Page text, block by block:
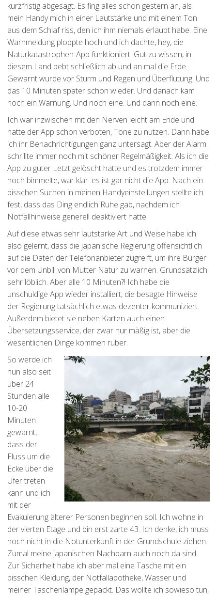
kurzfristig abgesagt. Es fing alles schon gestern an, als
mein Handy mich in einer Lautstärke und mit einem Ton
aus dem Schlaf riss, den ich ihm niemals erlaubt habe. Eine
Warnmeldung ploppte hoch und ich dachte, hey, die
Naturkatastrophen-App funktioniert. Gut zu wissen, in
diesem Land bebt schließlich ab und an mal die Erde.
Gewarnt wurde vor Sturm und Regen und Überflutung. Und
das 10 Minuten später schon wieder. Und danach kam
noch ein Warnung. Und noch eine. Und dann noch eine.
Ich war inzwischen mit den Nerven leicht am Ende und
hatte der App schon verboten, Töne zu nutzen. Dann habe
ich ihr Benachrichtigungen ganz untersagt. Aber der Alarm
schrillte immer noch mit schöner Regelmäßigkeit. Als ich die
App zu guter Letzt gelöscht hatte und es trotzdem immer
noch bimmelte, war klar: es ist gar nicht die App. Nach ein
bisschen Suchen in meinen Handyeinstellungen stellte ich
fest, dass das Ding endlich Ruhe gab, nachdem ich
Notfallhinweise generell deaktiviert hatte.
Auf diese etwas sehr lautstarke Art und Weise habe ich
also gelernt, dass die japanische Regierung offensichtlich
auf die Daten der Telefonanbieter zugreift, um ihre Bürger
vor dem Unbill von Mutter Natur zu warnen. Grundsätzlich
sehr löblich. Aber alle 10 Minuten?! Ich habe die
unschuldige App wieder installiert, die besagte Hinweise
der Regierung tatsächlich etwas dezenter kommuniziert.
Außerdem bietet sie neben Karten auch einen
Übersetzungsservice, der zwar nur mäßig ist, aber die
wesentlichen Dinge kommen rüber.
So werde ich
nun also seit
über 24
Stunden alle
10-20
Minuten
gewarnt,
dass der
Fluss um die
Ecke über die
Ufer treten
kann und ich
mit der
Evakuierung älterer Personen beginnen soll. Ich wohne in
der vierten Etage und bin erst zarte 43. Ich denke, ich muss
noch nicht in die Notunterkunft in der Grundschule ziehen.
Zumal meine japanischen Nachbarn auch noch da sind.
Zur Sicherheit habe ich aber mal eine Tasche mit ein
bisschen Kleidung, der Notfallapotheke, Wasser und
meiner Taschenlampe gepackt. Das wollte ich sowieso tun,